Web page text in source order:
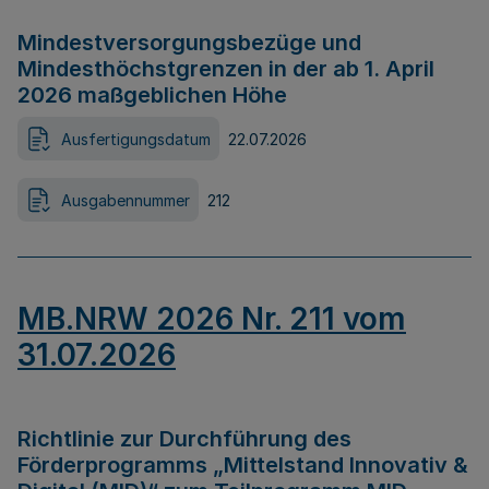
Mindestversorgungsbezüge und
Mindesthöchstgrenzen in der ab 1. April
2026 maßgeblichen Höhe
Ausfertigungsdatum 22.07.2026
Ausgabennummer 212
MB.NRW 2026 Nr. 211 vom
31.07.2026
Richtlinie zur Durchführung des
Förderprogramms „Mittelstand Innovativ &